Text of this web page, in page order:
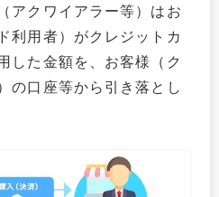
アクワイアラー等）はお
利用者）がクレジットカ
した金額を、お客様（ク
の口座等から引き落とし